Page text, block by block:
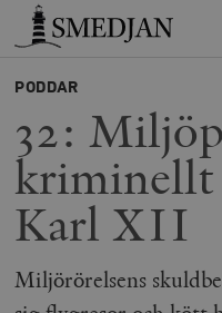
Timbro
PODDAR
32:
Karl XII
Miljörörelsens